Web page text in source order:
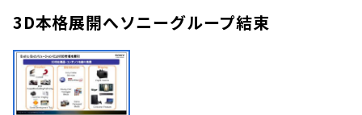
3D本格展開へソニーグループ結束